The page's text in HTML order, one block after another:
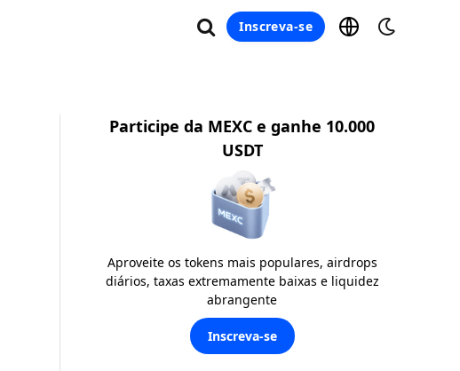
Inscreva-se
Participe da MEXC e ganhe 10.000
USDT
Aproveite os tokens mais populares, airdrops
diários, taxas extremamente baixas e liquidez
abrangente
Inscreva-se